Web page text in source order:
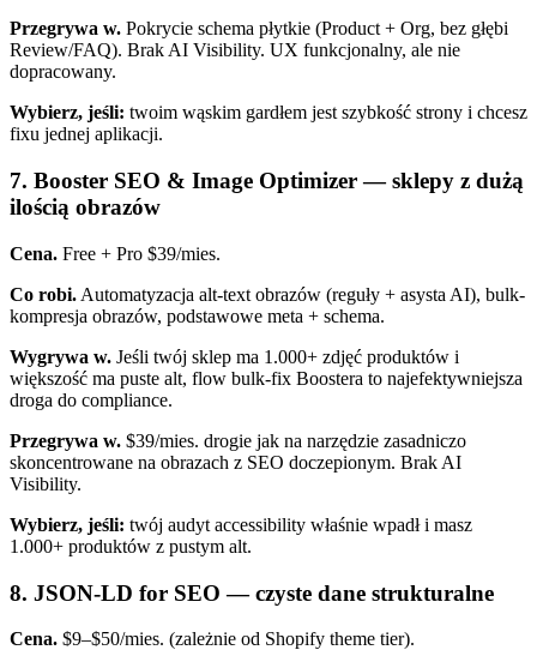
Przegrywa w. Pokrycie schema płytkie (Product + Org, bez głębi
Review/FAQ). Brak AI Visibility. UX funkcjonalny, ale nie
dopracowany.
Wybierz, jeśli: twoim wąskim gardłem jest szybkość strony i chcesz
fixu jednej aplikacji.
7. Booster SEO & Image Optimizer — sklepy z dużą
ilością obrazów
Cena. Free + Pro $39/mies.
Co robi. Automatyzacja alt-text obrazów (reguły + asysta AI), bulk-
kompresja obrazów, podstawowe meta + schema.
Wygrywa w. Jeśli twój sklep ma 1.000+ zdjęć produktów i
większość ma puste alt, flow bulk-fix Boostera to najefektywniejsza
droga do compliance.
Przegrywa w. $39/mies. drogie jak na narzędzie zasadniczo
skoncentrowane na obrazach z SEO doczepionym. Brak AI
Visibility.
Wybierz, jeśli: twój audyt accessibility właśnie wpadł i masz
1.000+ produktów z pustym alt.
8. JSON-LD for SEO — czyste dane strukturalne
Cena. $9–$50/mies. (zależnie od Shopify theme tier).